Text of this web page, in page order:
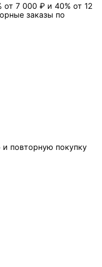
от 7 000 ₽ и 40% от 12
заказы по
повторную покупку